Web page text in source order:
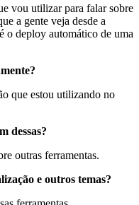
vou utilizar para falar sobre
a gente veja desde a
o deploy automático de uma
que estou utilizando no
dessas?
outras ferramentas.
e outros temas?